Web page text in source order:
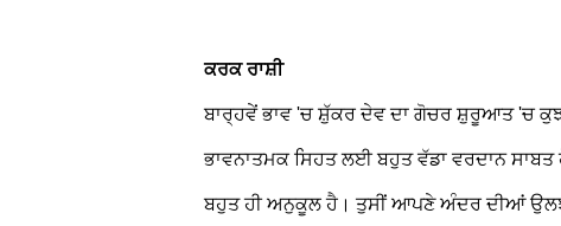
ਕਰਕ ਰਾਸ਼ੀ
ਬਾਰ੍ਹਵੇਂ ਭਾਵ 'ਚ ਸ਼ੁੱਕਰ ਦੇਵ ਦਾ ਗੋਚਰ ਸ਼ੁਰੂਆਤ 'ਚ
ਭਾਵਨਾਤਮਕ ਸਿਹਤ ਲਈ ਬਹੁਤ ਵੱਡਾ ਵਰਦਾਨ
ਬਹੁਤ ਹੀ ਅਨੁਕੂਲ ਹੈ। ਤੁਸੀਂ ਆਪਣੇ ਅੰਦਰ ਦੀਆਂ